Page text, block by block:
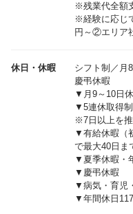
※残業代全額
※経験に応じ
休日・休暇
シフト制／月
慶弔休暇
▼月9～10日
▼5連休取得制
※7日以上を
▼有給休暇（
で最大40日ま
▼夏季休暇・
▼慶弔休暇
▼病気・育児
▼年間休日